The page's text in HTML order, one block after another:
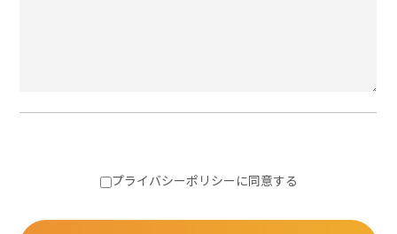
プライバシーポリシーに同意する